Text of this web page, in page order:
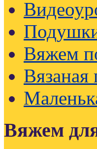
Вяжем
Вяжем